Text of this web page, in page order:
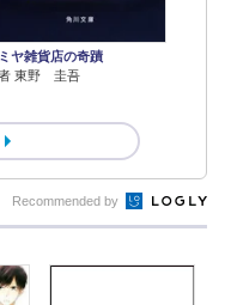
ヤ雑貨店の奇蹟
東野 圭吾
Recommended by